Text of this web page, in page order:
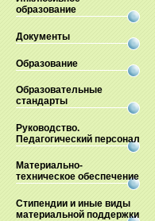
образование
Документы
Образование
Образовательные
стандарты
Руководство.
Педагогический персонал
Материально-
техническое обеспечение
Стипендии и иные виды
материальной поддержки